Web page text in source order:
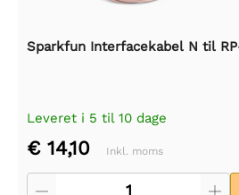
Sparkfun Interfacekabel N til
Leveret i 5 til 10 dage
€ 14,10 Inkl. moms